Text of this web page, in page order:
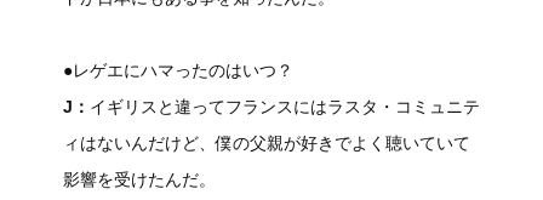
●レゲエにハマったのはいつ？
J： イギリスと違ってフランスにはラスタ・コミュニテ
ィはないんだけど、僕の父親が好きでよく聴いていて
影響を受けたんだ。